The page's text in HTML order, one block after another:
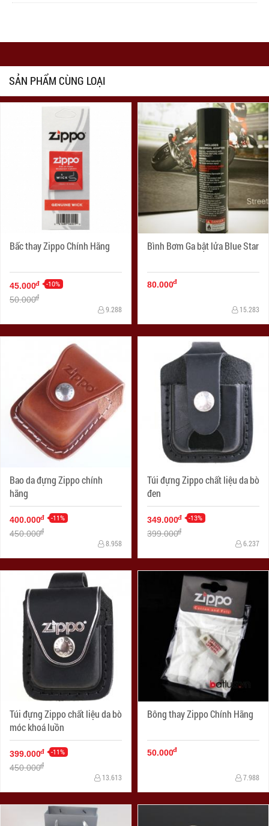
SẢN PHẨM CÙNG LOẠI
Bấc thay Zippo Chính Hãng
45.000đ -10%
50.000đ
9.288
Bình Bơm Ga bật lửa Blue Star
80.000đ
15.283
Bao da đựng Zippo chính
hãng
400.000đ -11%
450.000đ
8.958
Túi đựng Zippo chất liệu da bò
đen
349.000đ -13%
399.000đ
6.237
Túi đựng Zippo chất liệu da bò
móc khoá luồn
399.000đ -11%
450.000đ
13.613
Bông thay Zippo Chính Hãng
50.000đ
7.988